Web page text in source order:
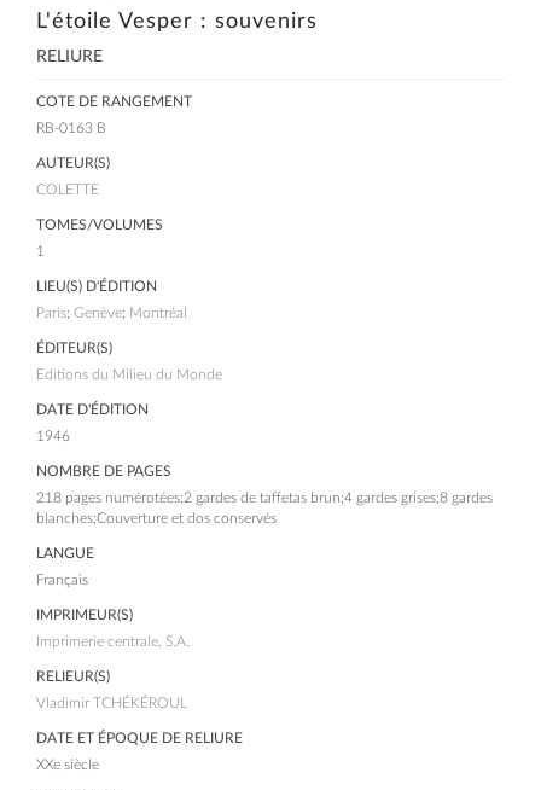
L'étoile Vesper : souvenirs
RELIURE
COTE DE RANGEMENT
RB-0163 B
AUTEUR(S)
COLETTE
TOMES/VOLUMES
1
LIEU(S) D'ÉDITION
Paris; Genève; Montréal
ÉDITEUR(S)
Editions du Milieu du Monde
DATE D'ÉDITION
1946
NOMBRE DE PAGES
218 pages numérotées;2 gardes de taffetas brun;4 gardes grises;8 gardes
blanches;Couverture et dos conservés
LANGUE
Français
IMPRIMEUR(S)
Imprimerie centrale, S.A.
RELIEUR(S)
Vladimir TCHÉKÉROUL
DATE ET ÉPOQUE DE RELIURE
XXe siècle